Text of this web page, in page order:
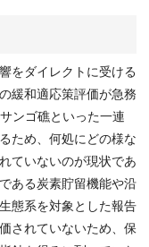
をダイレクトに受ける
緩和適応策評価が急務
ンゴ礁といった一連
ため、何処にどの様な
ていないのが現状であ
ある炭素貯留機能や沿
態系を対象とした報告
されていないため、保